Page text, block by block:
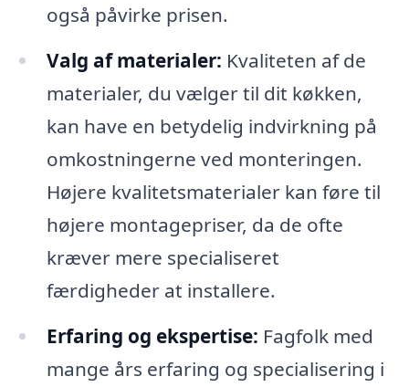
også påvirke prisen.
Valg af materialer: Kvaliteten af de
materialer, du vælger til dit køkken,
kan have en betydelig indvirkning på
omkostningerne ved monteringen.
Højere kvalitetsmaterialer kan føre til
højere montagepriser, da de ofte
kræver mere specialiseret
færdigheder at installere.
Erfaring og ekspertise: Fagfolk med
mange års erfaring og specialisering i